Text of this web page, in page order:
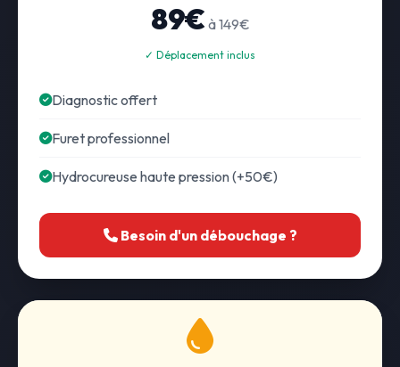
89€ à 149€
✓ Déplacement inclus
Diagnostic offert
Furet professionnel
Hydrocureuse haute pression (+50€)
Besoin d'un débouchage ?